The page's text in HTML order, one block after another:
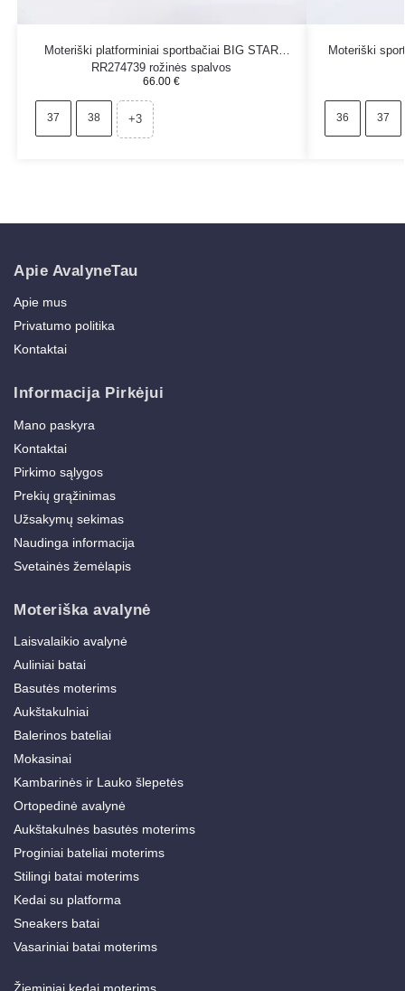
Moteriški platforminiai sportbačiai BIG STAR
RR274739 rožinės spalvos
66.00€
37 38 +3
Moteriški
36 37
Apie AvalyneTau
Apie mus
Privatumo politika
Kontaktai
Informacija Pirkėjui
Mano paskyra
Kontaktai
Pirkimo sąlygos
Prekių grąžinimas
Užsakymų sekimas
Naudinga informacija
Svetainės žemėlapis
Moteriška avalynė
Laisvalaikio avalynė
Auliniai batai
Basutės moterims
Aukštakulniai
Balerinos bateliai
Mokasinai
Kambarinės ir Lauko šlepetės
Ortopedinė avalynė
Aukštakulnės basutės moterims
Proginiai bateliai moterims
Stilingi batai moterims
Kedai su platforma
Sneakers batai
Vasariniai batai moterims